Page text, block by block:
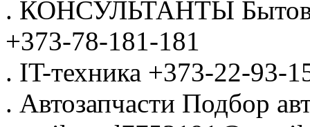
. КОНСУЛЬТАНТЫ
+373-78-181-181
. IT-техника +373-22-93-
. Автозапчасти Подбор